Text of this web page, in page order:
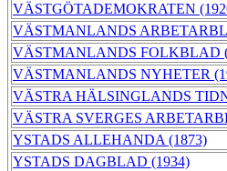
VÄSTGÖTADEMOKRATEN
VÄSTMANLANDS
VÄSTMANLANDS FOLKBLAD
VÄSTMANLANDS NYHETER
VÄSTRA HÄLSINGLANDS
VÄSTRA SVERGES
YSTADS ALLEHANDA (1873)
YSTADS DAGBLAD (1934)